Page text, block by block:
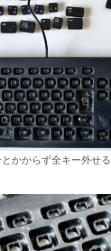
かからず全キー外せる